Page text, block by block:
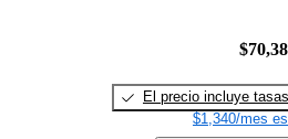
El precio incluye tasas
$1,340/mes